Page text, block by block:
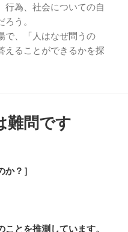
行為、社会についての自
う。
で、「人はなぜ問うの
えることができるかを探
問です
？］
とを推測しています。